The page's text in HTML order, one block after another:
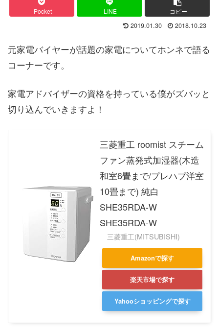
Pocket LINE コピー
2019.01.30 2018.10.23
元家電バイヤーが話題の家電についてホンネで語る
コーナーです。
家電アドバイザーの資格を持っている僕がズバッと
切り込んでいきますよ！
三菱重工 roomist スチーム
ファン蒸発式加湿器(木造
和室6畳まで/プレハブ洋室
10畳まで) 純白
SHE35RDA-W
SHE35RDA-W
三菱重工(MITSUBISHI)
Amazonで探す
楽天市場で探す
Yahooショッピングで探す